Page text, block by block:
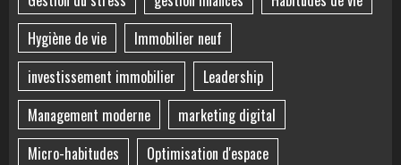
Hygiène de vie
Immobilier neuf
investissement immobilier
Leadership
Management moderne
marketing digital
Micro-habitudes
Optimisation d'espace